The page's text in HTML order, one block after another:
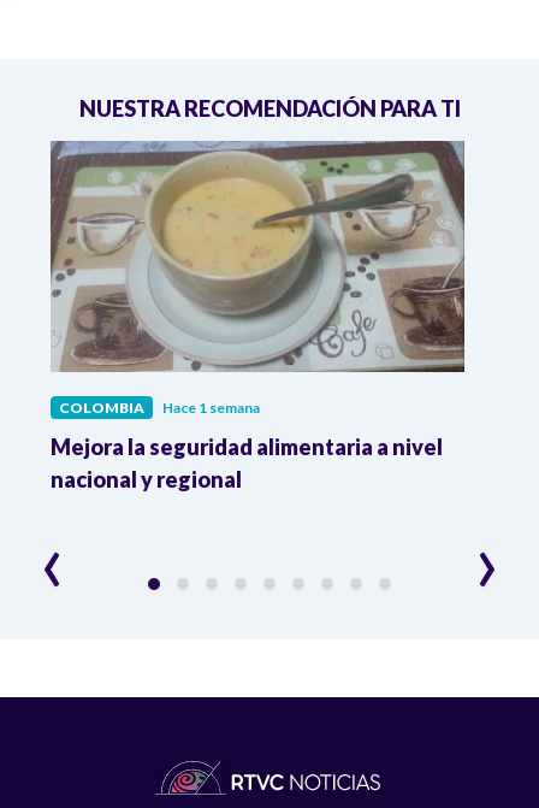
NUESTRA RECOMENDACIÓN PARA TI
COLOMBIA Hace 1 semana
Mejora la seguridad alimentaria a nivel
nacional y regional
‹ ›